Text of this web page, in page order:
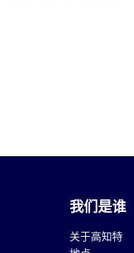
我们是谁
关于高知特